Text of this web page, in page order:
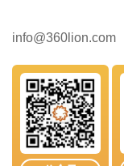
info@360lion.com